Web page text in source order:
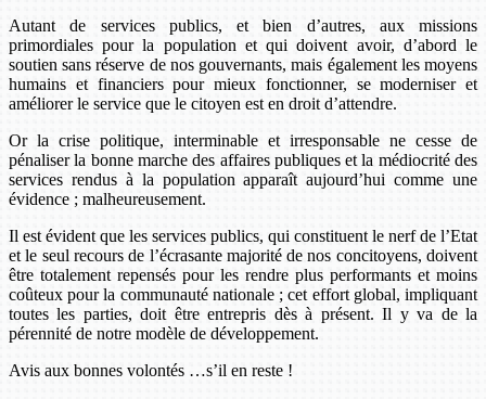
Autant de services publics, et bien d’autres, aux missions
primordiales pour la population et qui doivent avoir, d’abord le
soutien sans réserve de nos gouvernants, mais également les moyens
humains et financiers pour mieux fonctionner, se moderniser et
améliorer le service que le citoyen est en droit d’attendre.
Or la crise politique, interminable et irresponsable ne cesse de
pénaliser la bonne marche des affaires publiques et la médiocrité des
services rendus à la population apparaît aujourd’hui comme une
évidence ; malheureusement.
Il est évident que les services publics, qui constituent le nerf de l’Etat
et le seul recours de l’écrasante majorité de nos concitoyens, doivent
être totalement repensés pour les rendre plus performants et moins
coûteux pour la communauté nationale ; cet effort global, impliquant
toutes les parties, doit être entrepris dès à présent. Il y va de la
pérennité de notre modèle de développement.
Avis aux bonnes volontés …s’il en reste !